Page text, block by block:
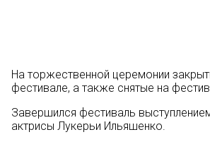
На торжественной церемонии
фестивале, а также снятые на
Завершился фестиваль
актрисы Лукерьи Ильяшенко.